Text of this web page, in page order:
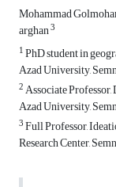
Mohammad
arghan3
1PhD student in
Azad University,
2Associate
Azad University,
3Full Professor,
Research Center,